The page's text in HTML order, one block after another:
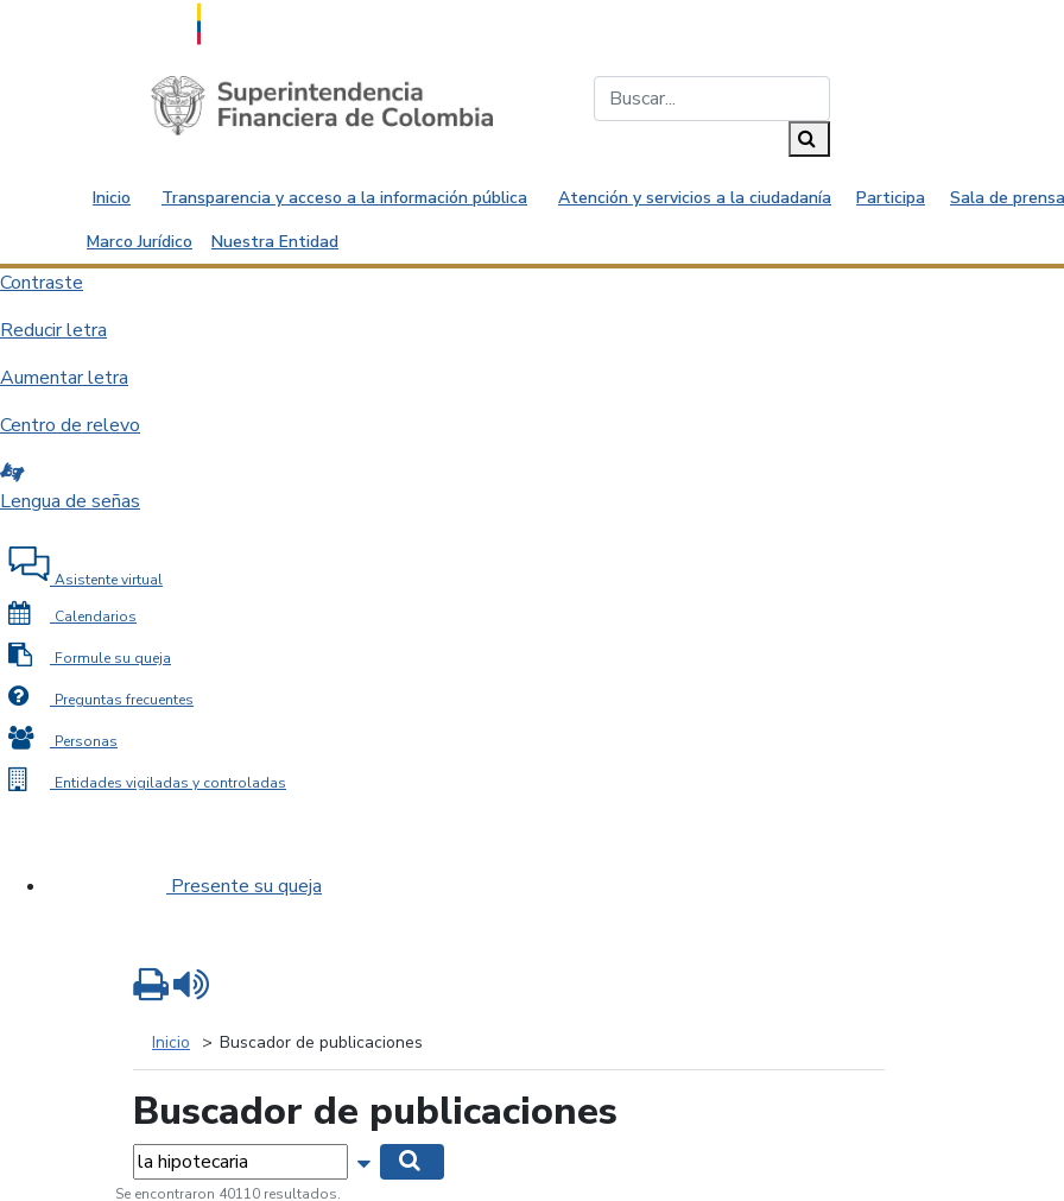
Saltar al contenido principal
Inicio Transparencia y acceso a la información pública Atención y servicios a la ciudadanía Participa
Sala de
Marco Jurídico
Nuestra Entidad
Contraste
Reducir letra
Aumentar letra
Centro de relevo
Lengua de señas
Asistente virtual
Calendarios
Formule su queja
Preguntas frecuentes
Personas
Entidades vigiladas y controladas
Presente su queja
Inicio Buscador de publicaciones
Buscador de publicaciones
Palabras... Mostrar opciones de búsqueda
Se encontraron 40110 resultados.
Imprimir